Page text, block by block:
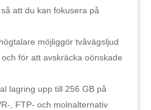
att du kan fokusera på
möjliggör tvåvägsljud
för att avskräcka oönskade
lagring upp till 256 GB på
, FTP- och molnalternativ